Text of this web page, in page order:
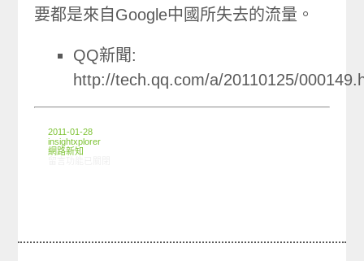
要都是來自Google中國所失去的流量。
QQ新聞:
http://tech.qq.com/a/20110125/
2011-01-28
insightxplorer
網路新知